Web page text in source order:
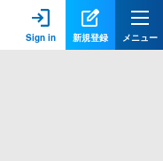
Sign in 新規登録 メニュー